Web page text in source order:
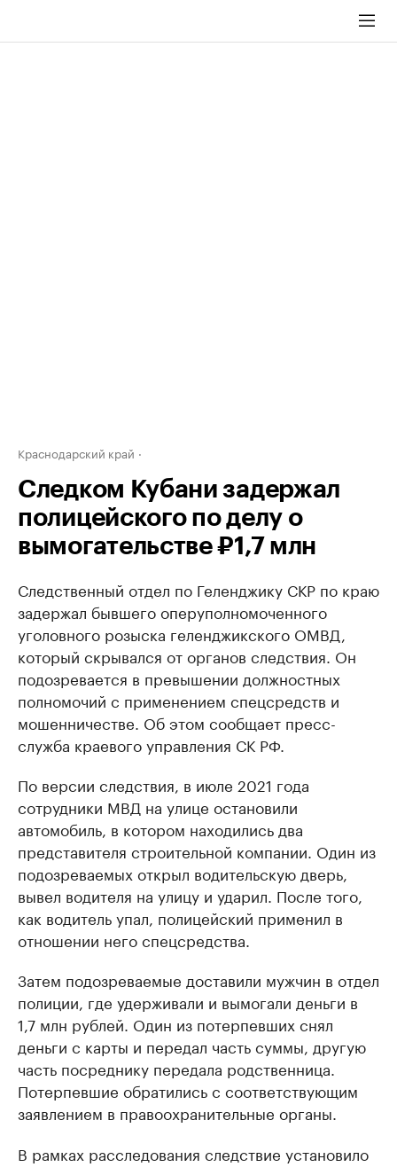
Краснодарский край
Следком Кубани задержал
полицейского по делу о
вымогательстве ₽1,7 млн
Следственный отдел по Геленджику СКР по краю
задержал бывшего оперуполномоченного
уголовного розыска геленджикского ОМВД,
который скрывался от органов следствия. Он
подозревается в превышении должностных
полномочий с применением спецсредств и
мошенничестве. Об этом сообщает пресс-
служба краевого управления СК РФ.
По версии следствия, в июле 2021 года
сотрудники МВД на улице остановили
автомобиль, в котором находились два
представителя строительной компании. Один из
подозреваемых открыл водительскую дверь,
вывел водителя на улицу и ударил. После того,
как водитель упал, полицейский применил в
отношении него спецсредства.
Затем подозреваемые доставили мужчин в отдел
полиции, где удерживали и вымогали деньги в
1,7 млн рублей. Один из потерпевших снял
деньги с карты и передал часть суммы, другую
часть посреднику передала родственница.
Потерпевшие обратились с соответствующим
заявлением в правоохранительные органы.
В рамках расследования следствие установило